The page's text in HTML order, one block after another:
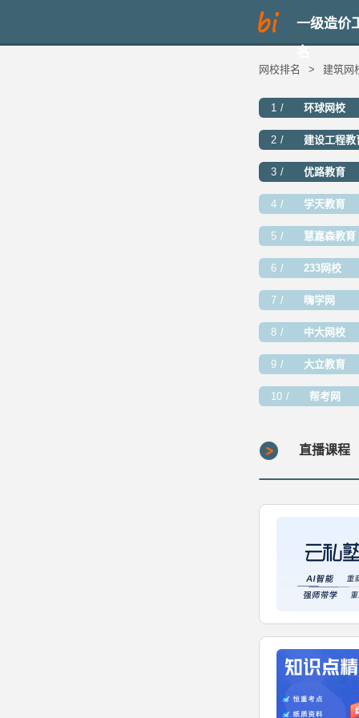
一级造价
网校排名 > 建筑网
1 环球网校
2 建设工程教
3 优路教育
4 学天教育
5 慧嘉森教育
6 233网校
7 嗨学网
8 中大网校
9 大立教育
10 帮考网
直播课程